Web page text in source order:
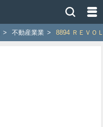
> 不動産業業 > 8894 ＲＥＶＯ